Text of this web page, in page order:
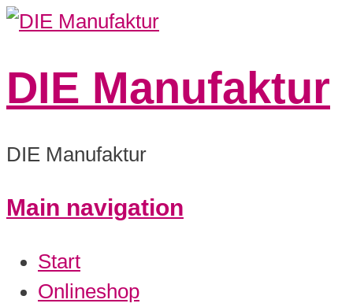
DIE Manufaktur
DIE Manufaktur
Main navigation
Start
Onlineshop